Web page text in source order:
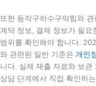
또한 동작구하수구막힘와
계약 정보, 결제 정보가 필
범위를 확인해야 합니다.
와 관련된 일반 기준은 개인
니다. 실제 제출 자료와 보
상담 단계에서 직접 확인하